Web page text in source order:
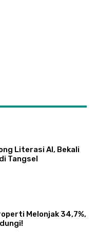
Literasi AI, Bekali
Tangsel
Melonjak 34,7%,